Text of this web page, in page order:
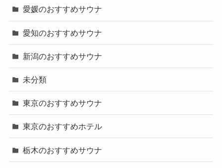
愛媛のおすすめサウナ
愛知のおすすめサウナ
新潟のおすすめサウナ
未分類
東京のおすすめサウナ
東京のおすすめホテル
栃木のおすすめサウナ